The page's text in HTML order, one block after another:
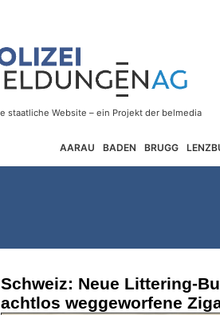
AARAU BADEN BRUGG
Schweiz: Neue Littering-
achtlos weggeworfene